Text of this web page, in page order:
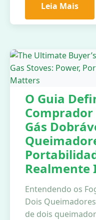
Leia Mais
O Guia
Comprador
Gás
Realmente
Entendendo os
Dois
de dois